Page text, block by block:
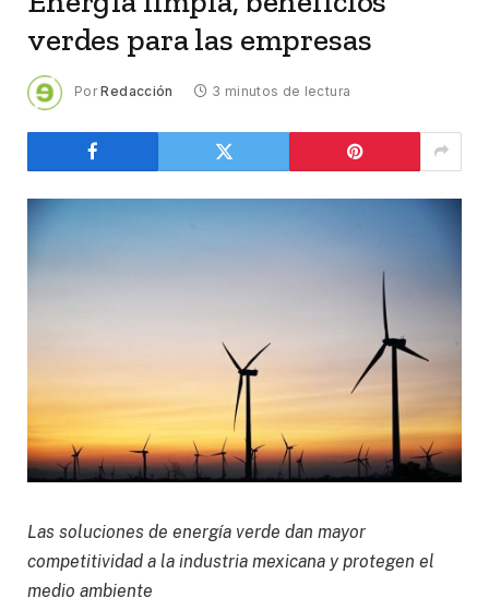
verdes para las empresas
Por Redacción 3 minutos de lectura
Las soluciones de energía verde dan mayor
competitividad a la industria mexicana y protegen el
medio ambiente